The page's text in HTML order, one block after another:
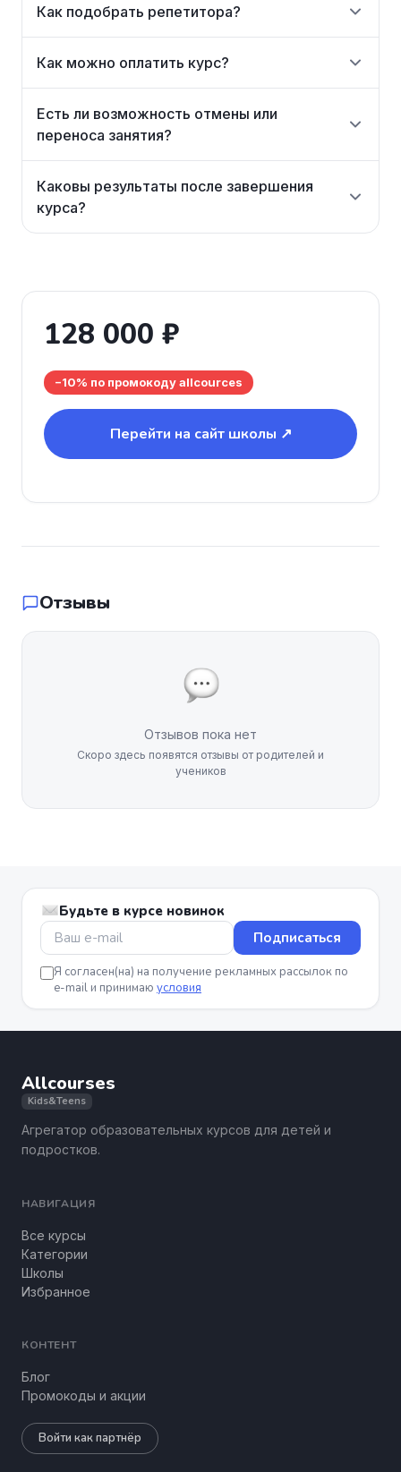
Как подобрать репетитора?
Как можно оплатить курс?
Есть ли возможность отмены или
переноса занятия?
Каковы результаты после завершения
курса?
128 000 ₽
−10% по промокоду allcources
Перейти на сайт школы ↗
Отзывы
Отзывов пока нет
Скоро здесь появятся отзывы от родителей и
учеников
Будьте в курсе новинок
Подписаться
Я согласен(на) на получение рекламных рассылок по
e-mail и принимаю условия
Allcourses
Kids&Teens
Агрегатор образовательных курсов для детей и
подростков.
НАВИГАЦИЯ
Все курсы
Категории
Школы
Избранное
КОНТЕНТ
Блог
Промокоды и акции
Войти как партнёр